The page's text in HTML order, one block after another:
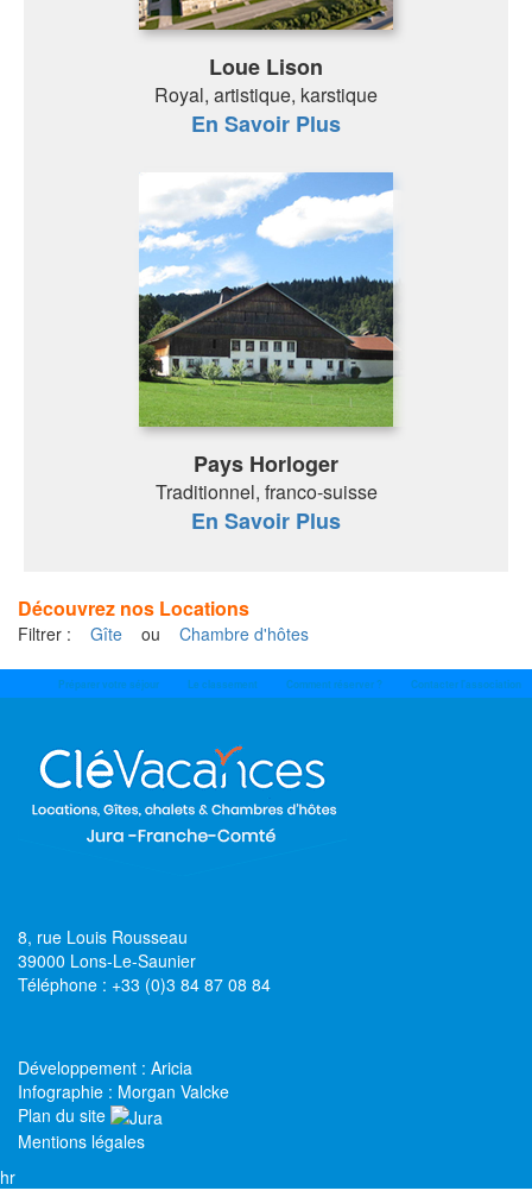
Loue Lison
Royal, artistique, karstique
En Savoir Plus
Pays Horloger
Traditionnel, franco-suisse
En Savoir Plus
Découvrez nos Locations
Filtrer : Gîte ou Chambre d'hôtes
Préparer votre séjour Le classement Comment réserver ? Contacter l'association
8, rue Louis Rousseau
39000 Lons-Le-Saunier
Téléphone : +33 (0)3 84 87 08 84
Développement : Aricia
Infographie : Morgan Valcke
Plan du site
Mentions légales
hr